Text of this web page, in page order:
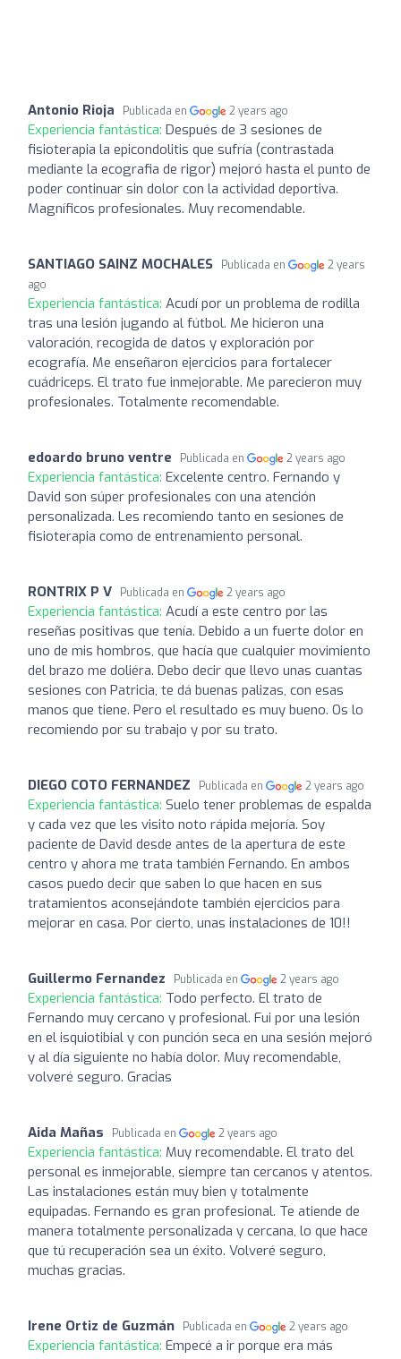
Antonio Rioja Publicada en 2 years ago
Experiencia fantástica: Después de 3 sesiones de
fisioterapia la epicondolitis que sufría (contrastada
mediante la ecografia de rigor) mejoró hasta el punto de
poder continuar sin dolor con la actividad deportiva.
Magníficos profesionales. Muy recomendable.
SANTIAGO SAINZ MOCHALES Publicada en
2 years
ago
Experiencia fantástica: Acudí por un problema de rodilla
tras una lesión jugando al fútbol. Me hicieron una
valoración, recogida de datos y exploración por
ecografía. Me enseñaron ejercicios para fortalecer
cuádriceps. El trato fue inmejorable. Me parecieron muy
profesionales. Totalmente recomendable.
edoardo bruno ventre Publicada en 2 years ago
Experiencia fantástica: Excelente centro. Fernando y
David son súper profesionales con una atención
personalizada. Les recomiendo tanto en sesiones de
fisioterapia como de entrenamiento personal.
RONTRIX P V Publicada en 2 years ago
Experiencia fantástica: Acudí a este centro por las
reseñas positivas que tenía. Debido a un fuerte dolor en
uno de mis hombros, que hacía que cualquier movimiento
del brazo me doliéra. Debo decir que llevo unas cuantas
sesiones con Patricia, te dá buenas palizas, con esas
manos que tiene. Pero el resultado es muy bueno. Os lo
recomiendo por su trabajo y por su trato.
DIEGO COTO FERNANDEZ Publicada en 2 years ago
Experiencia fantástica: Suelo tener problemas de espalda
y cada vez que les visito noto rápida mejoría. Soy
paciente de David desde antes de la apertura de este
centro y ahora me trata también Fernando. En ambos
casos puedo decir que saben lo que hacen en sus
tratamientos aconsejándote también ejercicios para
mejorar en casa. Por cierto, unas instalaciones de 10!!
Guillermo Fernandez Publicada en 2 years ago
Experiencia fantástica: Todo perfecto. El trato de
Fernando muy cercano y profesional. Fui por una lesión
en el isquiotibial y con punción seca en una sesión mejoró
y al día siguiente no había dolor. Muy recomendable,
volveré seguro. Gracias
Aida Mañas Publicada en 2 years ago
Experiencia fantástica: Muy recomendable. El trato del
personal es inmejorable, siempre tan cercanos y atentos.
Las instalaciones están muy bien y totalmente
equipadas. Fernando es gran profesional. Te atiende de
manera totalmente personalizada y cercana, lo que hace
que tú recuperación sea un éxito. Volveré seguro,
muchas gracias.
Irene Ortiz de Guzmán Publicada en 2 years ago
Experiencia fantástica: Empecé a ir porque era más